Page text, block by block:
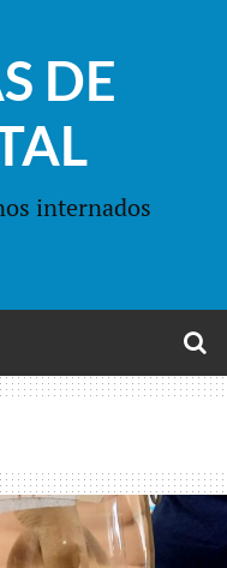
DE
internados